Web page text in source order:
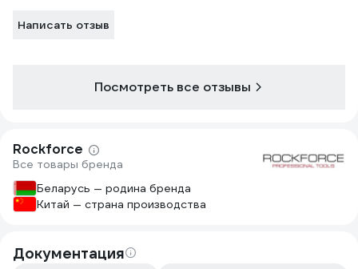
Написать отзыв
Посмотреть все отзывы
Rockforce
Все товары бренда
Беларусь — родина бренда
Китай — страна производства
Документация